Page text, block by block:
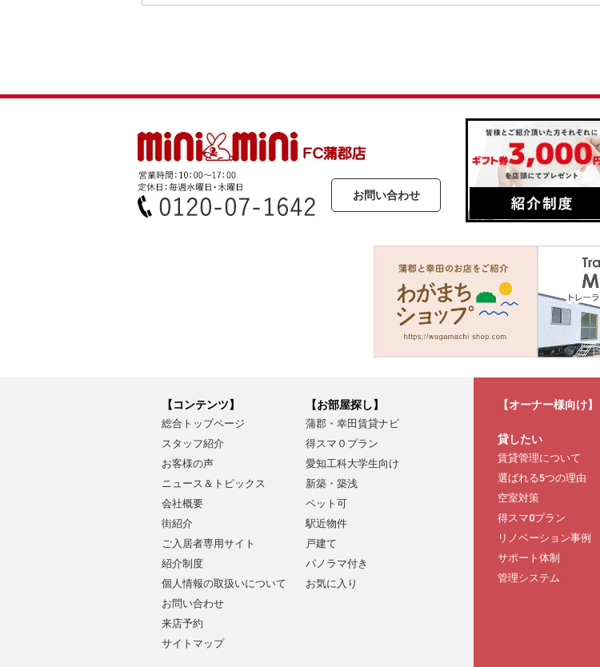
お問い合わせ
【コンテンツ】
総合トップページ
スタッフ紹介
お客様の声
ニュース＆トピックス
会社概要
街紹介
ご入居者専用サイト
紹介制度
個人情報の取扱いについて
お問い合わせ
来店予約
サイトマップ
【お部屋探し】
蒲郡・幸田賃貸ナビ
得スマ０プラン
愛知工科大学生向け
新築・築浅
ペット可
駅近物件
戸建て
パノラマ付き
お気に入り
【オーナー様向け】
貸したい
賃貸管理について
選ばれる5つの理由
空室対策
得スマ0プラン
リノベーション事例
サポート体制
管理システム